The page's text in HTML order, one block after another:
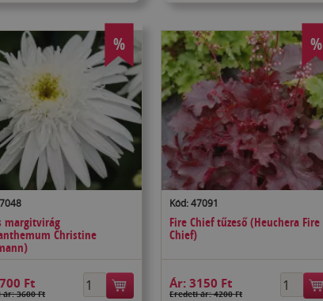
%
margitvirág
Christine
Ft
ár: 3600 Ft
%
Kód: 47091
Fire Chief tűzeső (Heuchera Fire
Chief)
Ár: 3150 Ft
Eredeti ár: 4200 Ft